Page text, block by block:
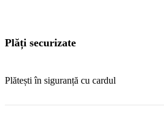
Plăți securizate
Plătești în siguranță cu cardul